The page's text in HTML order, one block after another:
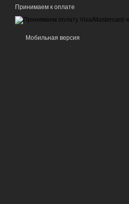
Принимаем к оплате
Мобильная версия